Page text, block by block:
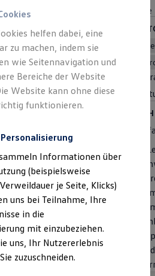
Leasing
Leasing
Anzahlung
mit Schlussrate
und Garantien
Class bei Volkswagen
Automatik
70 | 85kW
Ausstattung.
glanzgedreht, Volkswagen R
Scheinwerfer mit LED-
verschiedene Info-
für Apple CarPlay und
View"
4
helfen dabei, eine
zu machen, indem sie
wie Seitennavigation und
Bereiche der Website
Website kann ohne diese
funktionieren.
Informationen über
(beispielsweise
je Seite, Klicks)
uns bei Teilnahme, Ihre
in die
mit einzubeziehen.
uns, Ihr Nutzererlebnis
zuzuschneiden.